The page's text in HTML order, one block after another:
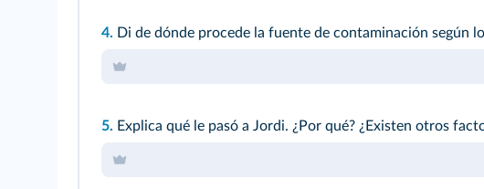
4. Di de dónde procede la fuente de contaminación según
5. Explica qué le pasó a Jordi. ¿Por qué? ¿Existen otros